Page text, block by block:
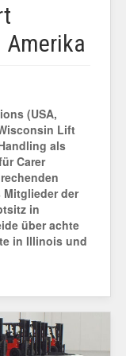
Amerika
(USA,
Lift
als
Carer
der
in
über achte
in Illinois und